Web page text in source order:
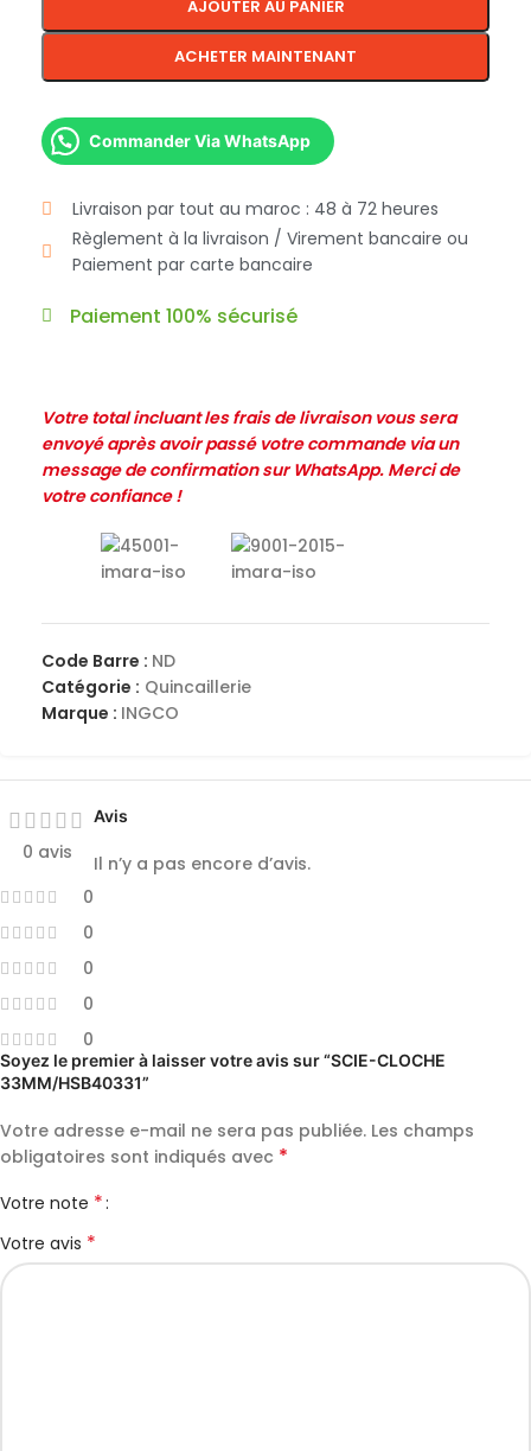
AJOUTER AU PANIER
ACHETER MAINTENANT
Commander Via WhatsApp
Livraison par tout au maroc : 48 à 72 heures
Règlement à la livraison / Virement bancaire ou
Paiement par carte bancaire
Paiement 100% sécurisé
Votre total incluant les frais de livraison vous sera
envoyé après avoir passé votre commande via un
message de confirmation sur WhatsApp. Merci de
votre confiance !
Code Barre : ND
Catégorie : Quincaillerie
Marque : INGCO
0 avis
0
0
0
0
0
Avis
Il n’y a pas encore d’avis.
Soyez le premier à laisser votre avis sur “SCIE-CLOCHE
33MM/HSB40331”
Votre adresse e-mail ne sera pas publiée. Les champs
obligatoires sont indiqués avec *
Votre note *
Votre avis *